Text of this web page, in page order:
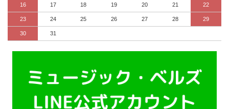
16 17 18 19 20 21 22
23 24 25 26 27 28 29
30 31